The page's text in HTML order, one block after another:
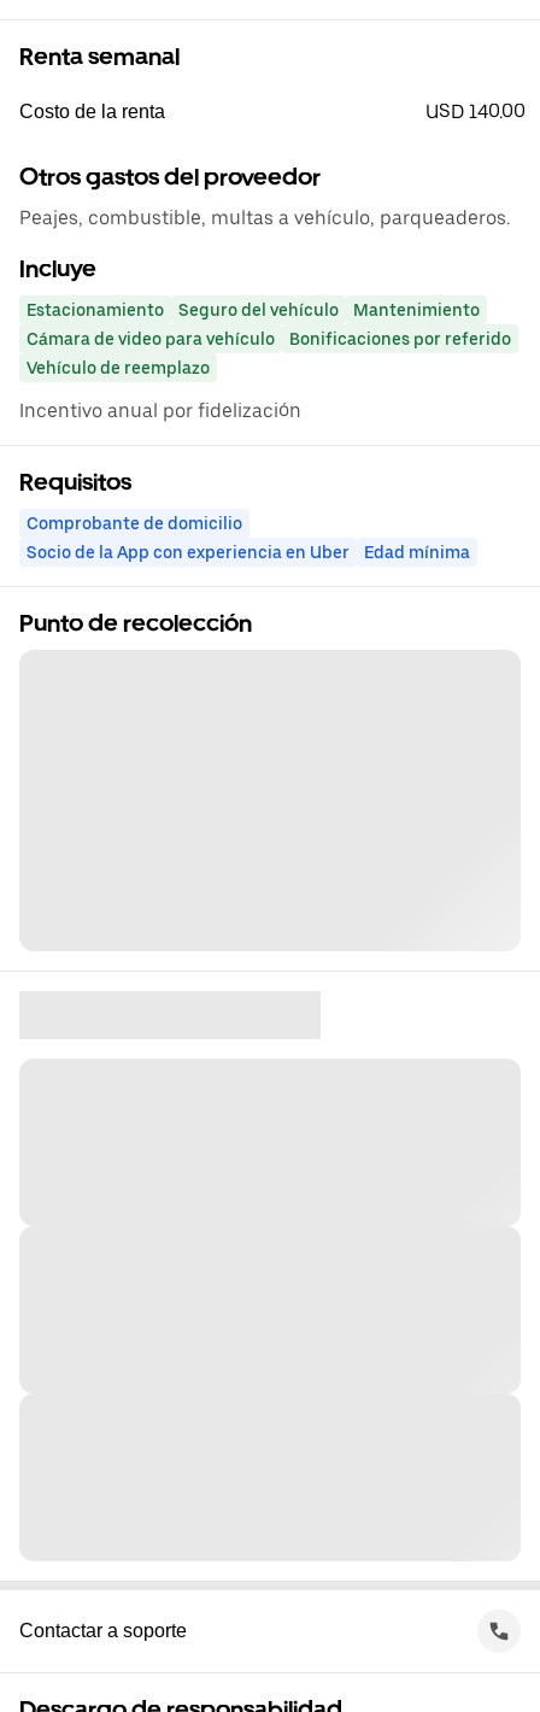
Renta semanal
Costo de la renta USD 140.00
Otros gastos del proveedor
Peajes, combustible, multas a vehículo, parqueaderos.
Incluye
Estacionamiento Seguro del vehículo
Mantenimiento
Cámara de video para vehículo
Bonificaciones por referido
Vehículo de reemplazo
Incentivo anual por fidelización
Requisitos
Comprobante de domicilio
Socio de la App con experiencia en Uber
Edad mínima
Punto de recolección
Contactar a soporte